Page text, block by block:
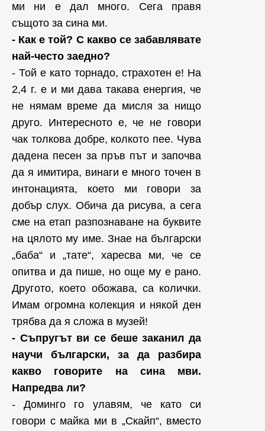
ми ни е дал много. Сега правя
същото за сина ми.
- Как е той? С какво се забавлявате
най-често заедно?
- Той е като торнадо, страхотен е! На
2,4 г. е и ми дава такава енергия, че
не нямам време да мисля за нищо
друго. Интересното е, че не говори
чак толкова добре, колкото пее. Чува
дадена песен за пръв път и започва
да я имитира, винаги е много точен в
интонацията, което ми говори за
добър слух. Обича да рисува, а сега
сме на етап разпознаване на буквите
на цялото му име. Знае на български
„баба“ и „тате“, харесва ми, че се
опитва и да пише, но още му е рано.
Другото, което обожава, са колички.
Имам огромна колекция и някой ден
трябва да я сложа в музей!
- Съпругът ви се беше заканил да
научи български, за да разбира
какво говорите на сина мви.
Напредва ли?
- Доминго го улавям, че като си
говори с майка ми в „Скайп“, вместо